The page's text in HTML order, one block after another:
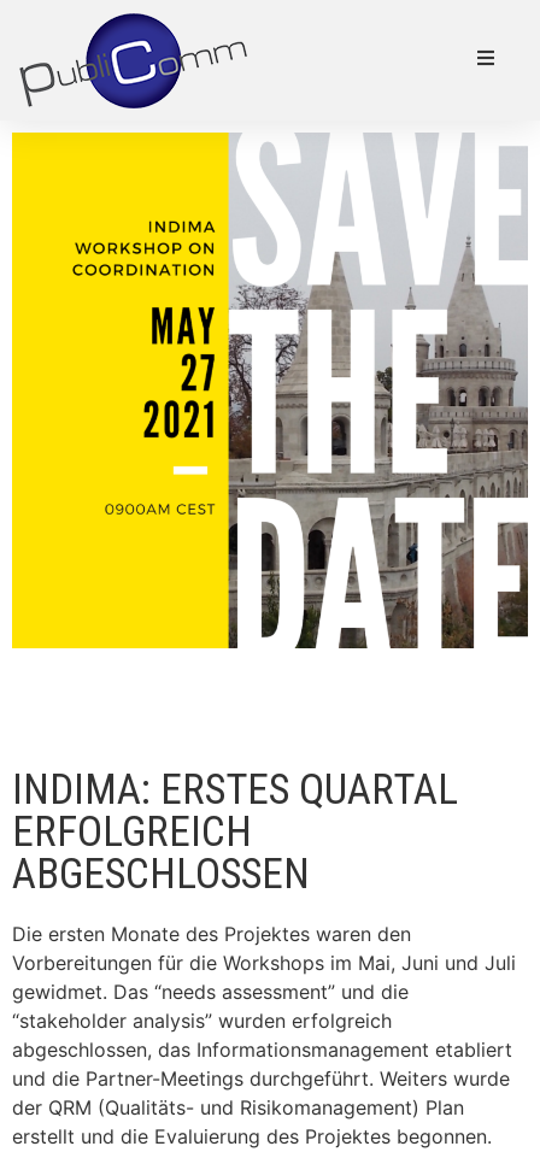
INDIMA: ERSTES QUARTAL
ERFOLGREICH
ABGESCHLOSSEN
Die ersten Monate des Projektes waren den
Vorbereitungen für die Workshops im Mai, Juni und Juli
gewidmet. Das “needs assessment” und die
“stakeholder analysis” wurden erfolgreich
abgeschlossen, das Informationsmanagement etabliert
und die Partner-Meetings durchgeführt. Weiters wurde
der QRM (Qualitäts- und Risikomanagement) Plan
erstellt und die Evaluierung des Projektes begonnen.